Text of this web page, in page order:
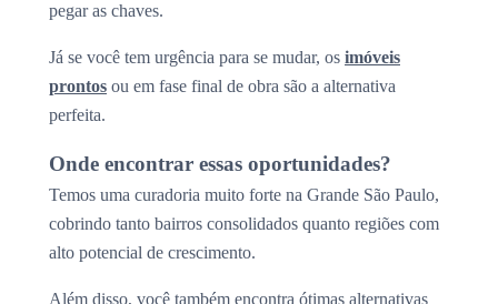
pegar as chaves.
Já se você tem urgência para se mudar, os imóveis
prontos ou em fase final de obra são a alternativa
perfeita.
Onde encontrar essas oportunidades?
Temos uma curadoria muito forte na Grande São Paulo,
cobrindo tanto bairros consolidados quanto regiões com
alto potencial de crescimento.
Além disso, você também encontra ótimas alternativas